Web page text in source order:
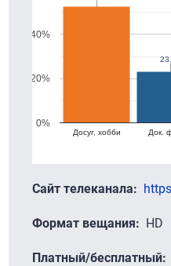
Досуг, хобби Док.
0%
20%
40%
Сайт телеканала
Формат вещания HD
Платный/бесплатный